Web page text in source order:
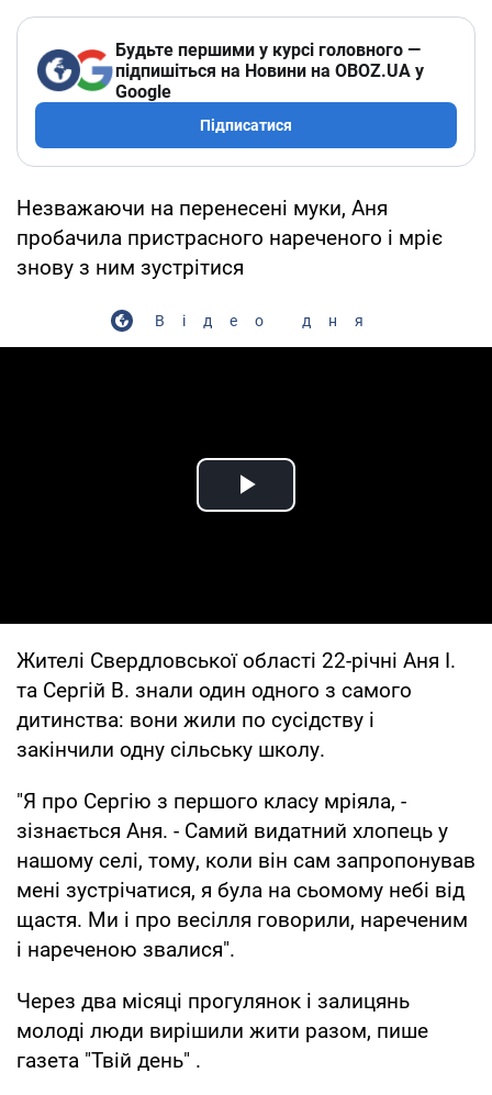
Будьте першими у курсі головного —
підпишіться на Новини на OBOZ.UA у
Google
Підписатися
Незважаючи на перенесені муки, Аня
пробачила пристрасного нареченого і мріє
знову з ним зустрітися
Відео дня
Play Video
Жителі Свердловської області 22-річні Аня І.
та Сергій В. знали один одного з самого
дитинства: вони жили по сусідству і
закінчили одну сільську школу.
"Я про Сергію з першого класу мріяла, -
зізнається Аня. - Самий видатний хлопець у
нашому селі, тому, коли він сам запропонував
мені зустрічатися, я була на сьомому небі від
щастя. Ми і про весілля говорили, нареченим
і нареченою звалися".
Через два місяці прогулянок і залицянь
молоді люди вирішили жити разом, пише
газета "Твій день" .